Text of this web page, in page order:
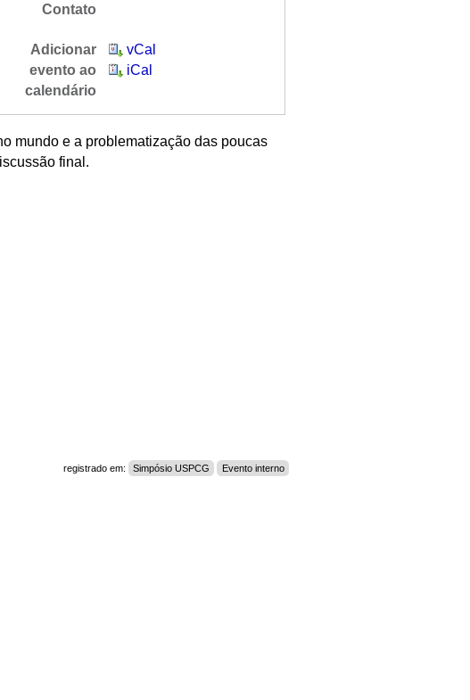
Contato
Adicionar
evento ao
calendário
vCal
iCal
mundo e a problematização das poucas
final.
registrado em: Simpósio USPCG Evento interno